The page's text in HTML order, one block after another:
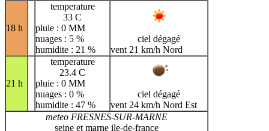
18 h
temperature
33 C
pluie : 0 MM
nuages : 5 %
humidite : 21 %
ciel dégagé
vent 21 km/h Nord
21 h
temperature
23.4 C
pluie : 0 MM
nuages : 0 %
humidite : 47 %
ciel dégagé
vent 24 km/h Nord Est
meteo FRESNES-SUR-MARNE
seine et marne ile-de-france